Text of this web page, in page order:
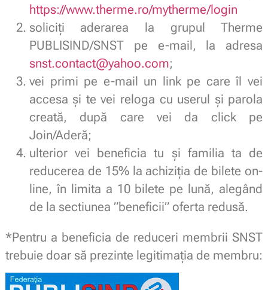
https://www.therme.ro/mytherme/login
soliciți aderarea la grupul Therme
PUBLISIND/SNST pe e-mail, la adresa
snst.contact@yahoo.com;
vei primi pe e-mail un link pe care îl vei
accesa și te vei reloga cu userul și parola
creată, după care vei da click pe
Join/Aderă;
ulterior vei beneficia tu și familia ta de
reducerea de 15% la achiziția de bilete on-
line, în limita a 10 bilete pe lună, alegând
de la sectiunea ”beneficii” oferta redusă.
*Pentru a beneficia de reduceri membrii SNST
trebuie doar să prezinte legitimaţia de membru: